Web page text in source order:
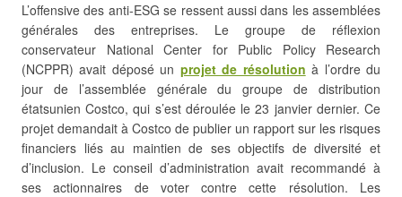
L’offensive des anti-ESG se ressent aussi dans les assemblées
générales des entreprises. Le groupe de réflexion
conservateur National Center for Public Policy Research
(NCPPR) avait déposé un projet de résolution à l’ordre du
jour de l’assemblée générale du groupe de distribution
étatsunien Costco, qui s’est déroulée le 23 janvier dernier. Ce
projet demandait à Costco de publier un rapport sur les risques
financiers liés au maintien de ses objectifs de diversité et
d’inclusion. Le conseil d’administration avait recommandé à
ses actionnaires de voter contre cette résolution. Les